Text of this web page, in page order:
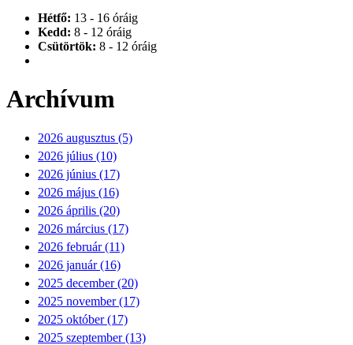
Hétfő: 13 - 16 óráig
Kedd: 8 - 12 óráig
Csütörtök: 8 - 12 óráig
Archívum
2026 augusztus (5)
2026 július (10)
2026 június (17)
2026 május (16)
2026 április (20)
2026 március (17)
2026 február (11)
2026 január (16)
2025 december (20)
2025 november (17)
2025 október (17)
2025 szeptember (13)